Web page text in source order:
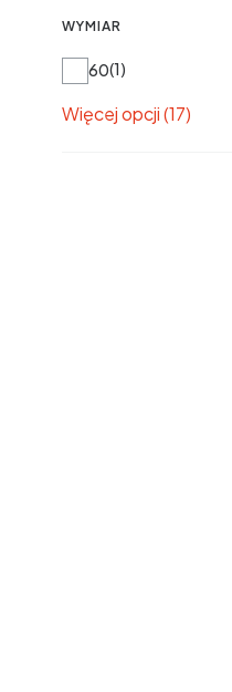
WYMIAR
Wymiar
60 1
Więcej opcji (17)